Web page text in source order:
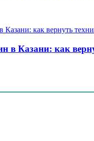
в Казани: как